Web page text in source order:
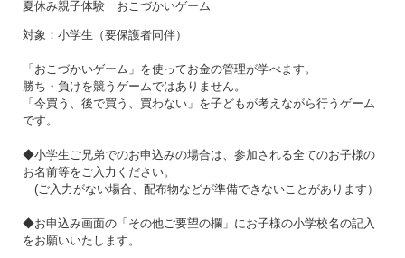
夏休み親子体験 おこづかいゲーム
対象：小学生（要保護者同伴）
「おこづかいゲーム」を使ってお金の管理が学べます。
勝ち・負けを競うゲームではありません。
「今買う、後で買う、買わない」を子どもが考えながら行うゲーム
です。
◆小学生ご兄弟でのお申込みの場合は、参加される全てのお子様の
お名前等をご入力ください。
(ご入力がない場合、配布物などが準備できないことがあります）
◆お申込み画面の「その他ご要望の欄」にお子様の小学校名の記入
をお願いいたします。